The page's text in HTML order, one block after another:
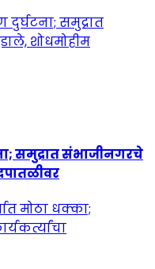
समुद्रात संभाजीनगरचे